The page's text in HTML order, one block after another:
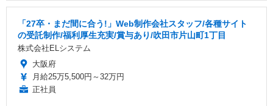
「27卒・まだ間に合う!」Web制作会社スタッフ/各種サイト
の受託制作/福利厚生充実/賞与あり/吹田市片山町1丁目
株式会社ELシステム
大阪府
月給25万5,500円～32万円
正社員